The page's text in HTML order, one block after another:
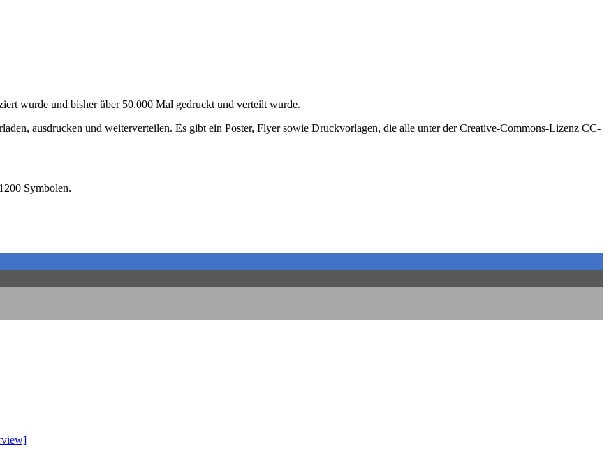
wurde und bisher über 50.000 Mal gedruckt und verteilt wurde.
ausdrucken und weiterverteilen. Es gibt ein Poster, Flyer sowie Druckvorlagen, die alle unter der Creative-Commons-Lizenz CC-
Symbolen.